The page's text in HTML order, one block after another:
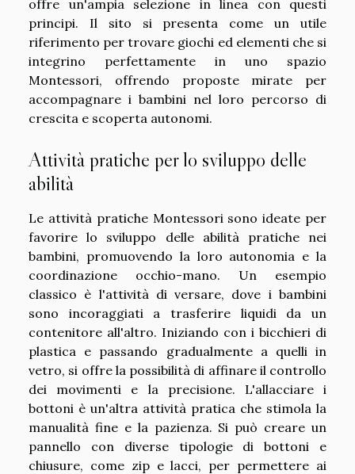
offre un'ampia selezione in linea con questi
principi. Il sito si presenta come un utile
riferimento per trovare giochi ed elementi che si
integrino perfettamente in uno spazio
Montessori, offrendo proposte mirate per
accompagnare i bambini nel loro percorso di
crescita e scoperta autonomi.
Attività pratiche per lo sviluppo delle
abilità
Le attività pratiche Montessori sono ideate per
favorire lo sviluppo delle abilità pratiche nei
bambini, promuovendo la loro autonomia e la
coordinazione occhio-mano. Un esempio
classico è l'attività di versare, dove i bambini
sono incoraggiati a trasferire liquidi da un
contenitore all'altro. Iniziando con i bicchieri di
plastica e passando gradualmente a quelli in
vetro, si offre la possibilità di affinare il controllo
dei movimenti e la precisione. L'allacciare i
bottoni è un'altra attività pratica che stimola la
manualità fine e la pazienza. Si può creare un
pannello con diverse tipologie di bottoni e
chiusure, come zip e lacci, per permettere ai